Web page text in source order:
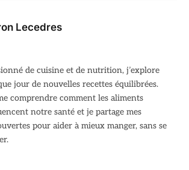
Lecedres
de cuisine et de nutrition, j’explore
jour de nouvelles recettes équilibrées.
comprendre comment les aliments
notre santé et je partage mes
pour aider à mieux manger, sans se